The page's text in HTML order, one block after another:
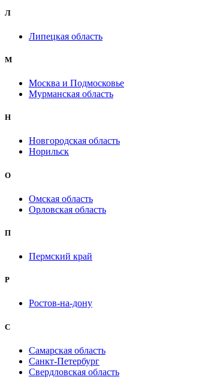
Л
Липецкая область
М
Москва и Подмосковье
Мурманская область
Н
Новгородская область
Норильск
О
Омская область
Орловская область
П
Пермский край
Р
Ростов-на-дону
С
Самарская область
Санкт-Петербург
Свердловская область